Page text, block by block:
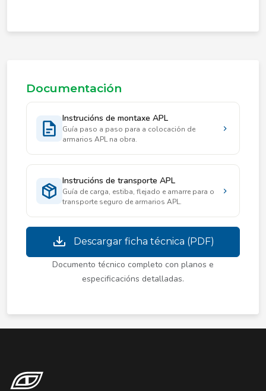
Documentación
Instrucións de montaxe APL
Guía paso a paso para a colocación de
armarios APL na obra.
Instrucións de transporte APL
Guía de carga, estiba, flejado e amarre para o
transporte seguro de armarios APL.
Descargar ficha técnica (PDF)
Documento técnico completo con planos e
especificacións detalladas.